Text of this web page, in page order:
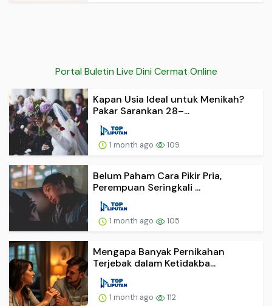
Portal Buletin Live Dini Cermat Online
Kapan Usia Ideal untuk Menikah?
Pakar Sarankan 28–...
1 month ago 109
Belum Paham Cara Pikir Pria,
Perempuan Seringkali ...
1 month ago 105
Mengapa Banyak Pernikahan
Terjebak dalam Ketidakba...
1 month ago 112